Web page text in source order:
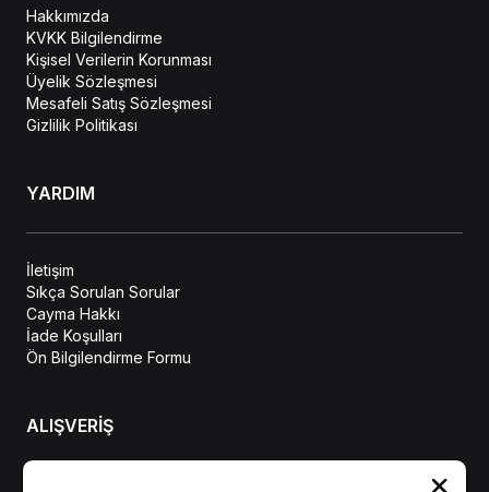
Hakkımızda
KVKK Bilgilendirme
Kişisel Verilerin Korunması
Üyelik Sözleşmesi
Mesafeli Satış Sözleşmesi
Gizlilik Politikası
YARDIM
İletişim
Sıkça Sorulan Sorular
Cayma Hakkı
İade Koşulları
Ön Bilgilendirme Formu
ALIŞVERİŞ